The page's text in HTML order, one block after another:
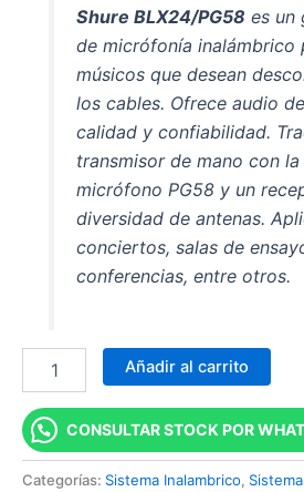
Shure BLX24/PG58 es un
de micrófonía inalámbrico
músicos que desean
los cables. Ofrece audio
calidad y confiabilidad.
transmisor de mano con
micrófono PG58 y un
diversidad de antenas.
conciertos, salas de
conferencias, entre otros.
Añadir al carrito
CONSULTAR STOCK POR
Categorías: Sistema Inalambrico,